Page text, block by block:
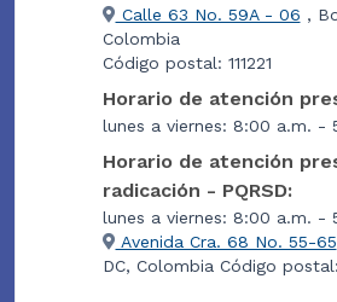
Calle 63 No. 59A - 06 ,
Colombia
Código postal: 111221
Horario de atención
lunes a viernes: 8:00 a.m. -
Horario de atención
radicación - PQRSD:
lunes a viernes: 8:00 a.m. -
Avenida Cra. 68 No. 55-65
DC, Colombia Código postal: